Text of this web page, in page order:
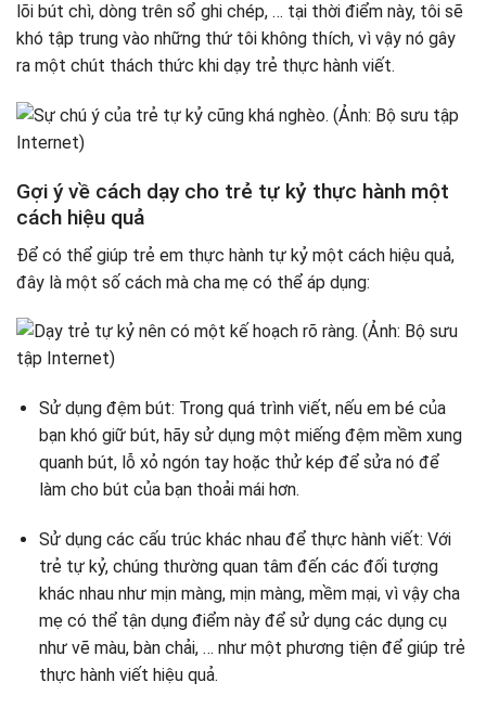
lõi bút chì, dòng trên sổ ghi chép, … tại thời điểm này, tôi sẽ
khó tập trung vào những thứ tôi không thích, vì vậy nó gây
ra một chút thách thức khi dạy trẻ thực hành viết.
Gợi ý về cách dạy cho trẻ tự kỷ thực hành một
cách hiệu quả
Để có thể giúp trẻ em thực hành tự kỷ một cách hiệu quả,
đây là một số cách mà cha mẹ có thể áp dụng:
Sử dụng đệm bút: Trong quá trình viết, nếu em bé của
bạn khó giữ bút, hãy sử dụng một miếng đệm mềm xung
quanh bút, lỗ xỏ ngón tay hoặc thử kép để sửa nó để
làm cho bút của bạn thoải mái hơn.
Sử dụng các cấu trúc khác nhau để thực hành viết: Với
trẻ tự kỷ, chúng thường quan tâm đến các đối tượng
khác nhau như mịn màng, mịn màng, mềm mại, vì vậy cha
mẹ có thể tận dụng điểm này để sử dụng các dụng cụ
như vẽ màu, bàn chải, … như một phương tiện để giúp trẻ
thực hành viết hiệu quả.